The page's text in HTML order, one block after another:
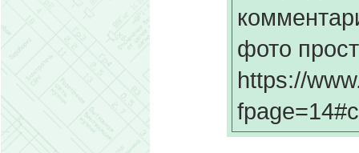
фото
https://